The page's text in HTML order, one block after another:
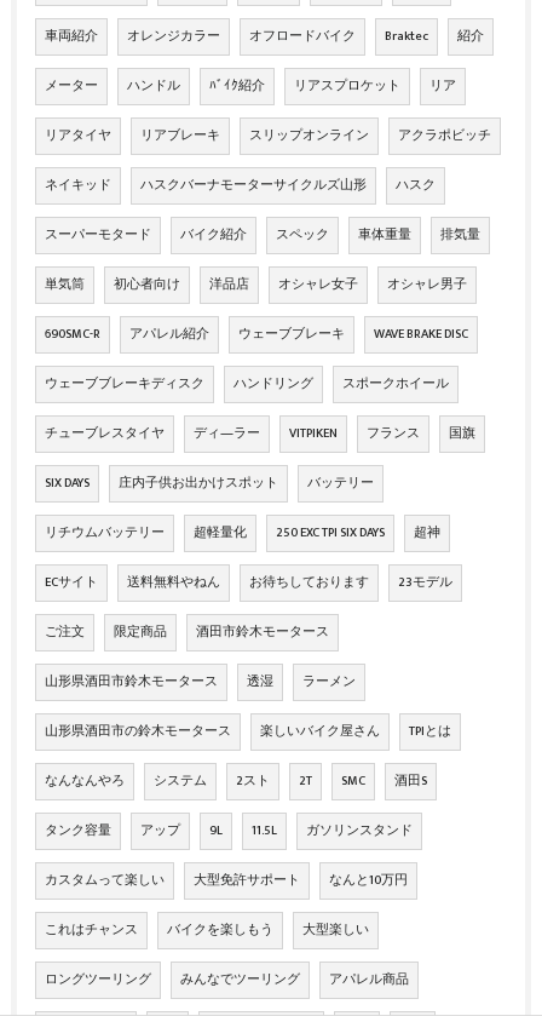
車両紹介 オレンジカラー オフロードバイク Braktec 紹介
メーター ハンドル ﾊﾞｲｸ紹介 リアスプロケット リア
リアタイヤ リアブレーキ スリップオンライン アクラポビッチ
ネイキッド ハスクバーナモーターサイクルズ山形 ハスク
スーパーモタード バイク紹介 スペック 車体重量 排気量
単気筒 初心者向け 洋品店 オシャレ女子 オシャレ男子
690SMC-R アパレル紹介 ウェーブブレーキ WAVE BRAKE DISC
ウェーブブレーキディスク ハンドリング スポークホイール
チューブレスタイヤ ディ―ラー VITPIKEN フランス 国旗
SIX DAYS 庄内子供お出かけスポット バッテリー
リチウムバッテリー 超軽量化 250 EXC TPI SIX DAYS 超神
ECサイト 送料無料やねん お待ちしております 23モデル
ご注文 限定商品 酒田市鈴木モータース
山形県酒田市鈴木モータース 透湿 ラーメン
山形県酒田市の鈴木モータース 楽しいバイク屋さん TPIとは
なんなんやろ システム 2スト 2T SMC 酒田S
タンク容量 アップ 9L 11.5L ガソリンスタンド
カスタムって楽しい 大型免許サポート なんと10万円
これはチャンス バイクを楽しもう 大型楽しい
ロングツーリング みんなでツーリング アパレル商品